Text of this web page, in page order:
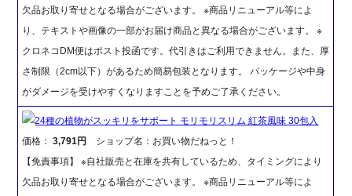
欠品お取り寄せとなる場合がございます。 ※商品リニューアル等によ
り、テキストや画像の一部がお届け商品と異なる場合がございます。 ※
クロネコDM便はポスト投函です。代引きはご利用できません。また、厚
さ制限（2cm以下）があるため簡易包装となります。 パッケージや中身
がダメージを受けやすくなりますことを予めご了承ください。
24種の植物がスッキリをサポート モリモリスリム 紅茶風味 30包入
価格：3,791円
ショップ名：お買い物だねっと！
【免責事項】 ※自社販売と在庫を共有しているため、タイミングにより
欠品お取り寄せとなる場合がございます。 ※商品リニューアル等によ